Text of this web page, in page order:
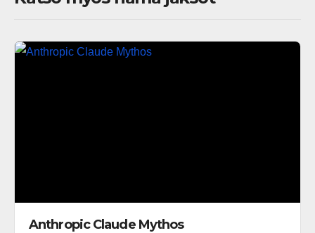
Anthropic Claude Mythos